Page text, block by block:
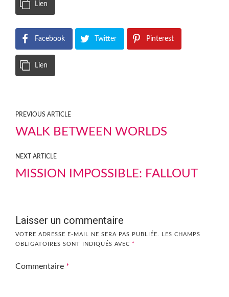
Lien
Facebook Twitter Pinterest
Lien
PREVIOUS ARTICLE
WALK BETWEEN WORLDS
NEXT ARTICLE
MISSION IMPOSSIBLE: FALLOUT
Laisser un commentaire
VOTRE ADRESSE E-MAIL NE SERA PAS PUBLIÉE.
LES CHAMPS
OBLIGATOIRES SONT INDIQUÉS AVEC *
Commentaire *